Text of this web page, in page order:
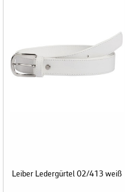
Leiber Ledergürtel 02/413 weiß